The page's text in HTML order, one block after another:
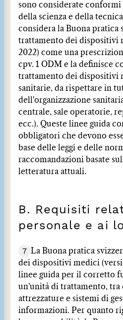
sono considerate
della scienza e della
considera la Buona pratica
trattamento dei dispositivi
2022) come una
cpv. 1 ODM e la definisce
trattamento dei dispositivi
sanitarie, da rispettare in
dell'organizzazione
centrale, sale operatorie,
ecc.). Queste linee guida
obbligatori che devono
base delle leggi e delle
raccomandazioni basate
letteratura attuali.
B. Requisiti
personale e ai
7
La Buona pratica
dei dispositivi medici
linee guida per il corretto
un'unità di trattamento, tra
attrezzature e sistemi di
informazioni. Per quanto